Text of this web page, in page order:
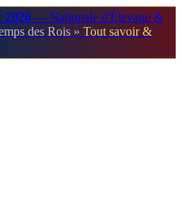
2026 — Nationale d'Élevage &
des Rois » Tout savoir &